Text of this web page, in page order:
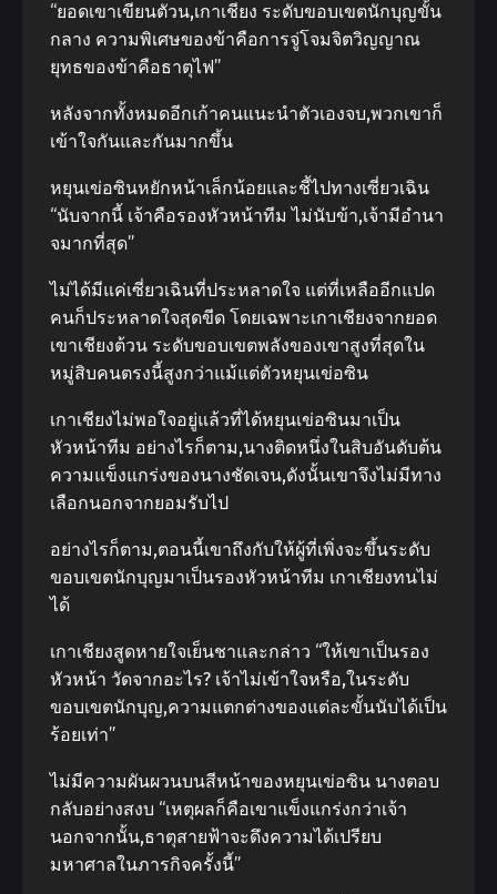
“ยอดเขาเขียนตัวน,เกาเชียง ระดับขอบเขตนักบุญขั้น
กลาง ความพิเศษของข้าคือการจู่โจมจิตวิญญาณ
ยุทธของข้าคือธาตุไฟ”
หลังจากทั้งหมดอีกเก้าคนแนะนําตัวเองจบ,พวกเขาก็
เข้าใจกันและกันมากขึ้น
หยุนเข่อซินหยักหน้าเล็กน้อยและชี้ไปทางเซี่ยวเฉิน
“นับจากนี้ เจ้าคือรองหัวหน้าทีม ไม่นับข้า,เจ้ามีอํานา
จมากที่สุด”
ไม่ได้มีแค่เซี่ยวเฉินที่ประหลาดใจ แต่ที่เหลืออีกแปด
คนก็ประหลาดใจสุดขีด โดยเฉพาะเกาเชียงจากยอด
เขาเชียงต้วน ระดับขอบเขตพลังของเขาสูงที่สุดใน
หมู่สิบคนตรงนี้สูงกว่าแม้แต่ตัวหยุนเข่อซิน
เกาเชียงไม่พอใจอยู่แล้วที่ได้หยุนเข่อซินมาเป็น
หัวหน้าทีม อย่างไรก็ตาม,นางติดหนึ่งในสิบอันดับต้น
ความแข็งแกร่งของนางชัดเจน,ดังนั้นเขาจึงไม่มีทาง
เลือกนอกจากยอมรับไป
อย่างไรก็ตาม,ตอนนี้เขาถึงกับให้ผู้ที่เพิ่งจะขึ้นระดับ
ขอบเขตนักบุญมาเป็นรองหัวหน้าทีม เกาเชียงทนไม่
ได้
เกาเชียงสูดหายใจเย็นชาและกล่าว “ให้เขาเป็นรอง
หัวหน้า วัดจากอะไร? เจ้าไม่เข้าใจหรือ,ในระดับ
ขอบเขตนักบุญ,ความแตกต่างของแต่ละขั้นนับได้เป็น
ร้อยเท่า”
ไม่มีความผันผวนบนสีหน้าของหยุนเข่อซิน นางตอบ
กลับอย่างสงบ “เหตุผลก็คือเขาแข็งแกร่งกว่าเจ้า
นอกจากนั้น,ธาตุสายฟ้าจะดึงความได้เปรียบ
มหาศาลในภารกิจครั้งนี้”